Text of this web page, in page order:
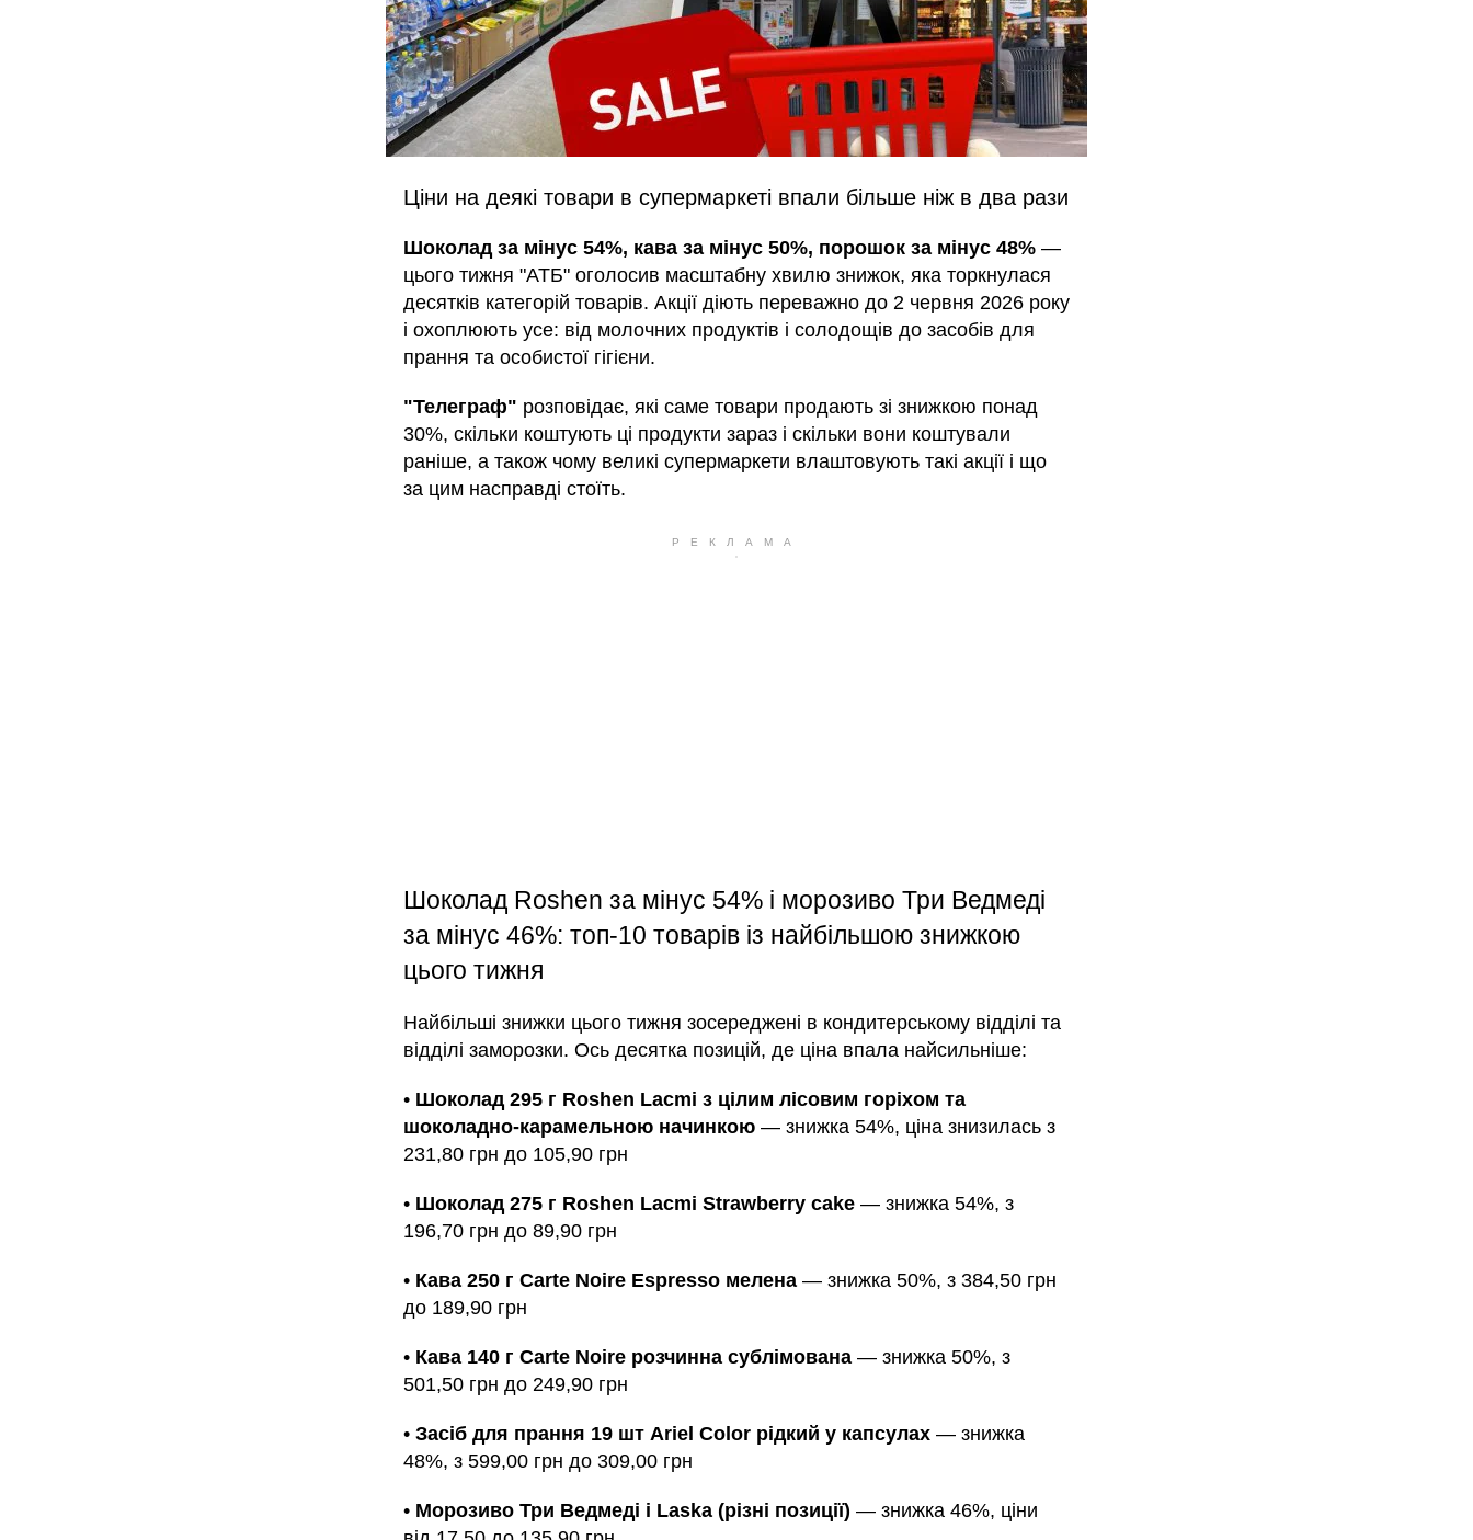
Ціни на деякі товари в супермаркеті впали більше ніж в два рази
Шоколад за мінус 54%, кава за мінус 50%, порошок за мінус 48% —
цього тижня "АТБ" оголосив масштабну хвилю знижок, яка торкнулася
десятків категорій товарів. Акції діють переважно до 2 червня 2026 року
і охоплюють усе: від молочних продуктів і солодощів до засобів для
прання та особистої гігієни.
"Телеграф" розповідає, які саме товари продають зі знижкою понад
30%, скільки коштують ці продукти зараз і скільки вони коштували
раніше, а також чому великі супермаркети влаштовують такі акції і що
за цим насправді стоїть.
Шоколад Roshen за мінус 54% і морозиво Три Ведмеді
за мінус 46%: топ-10 товарів із найбільшою знижкою
цього тижня
Найбільші знижки цього тижня зосереджені в кондитерському відділі та
відділі заморозки. Ось десятка позицій, де ціна впала найсильніше:
• Шоколад 295 г Roshen Lacmi з цілим лісовим горіхом та
шоколадно-карамельною начинкою — знижка 54%, ціна знизилась з
231,80 грн до 105,90 грн
• Шоколад 275 г Roshen Lacmi Strawberry cake — знижка 54%, з
196,70 грн до 89,90 грн
• Кава 250 г Carte Noire Espresso мелена — знижка 50%, з 384,50 грн
до 189,90 грн
• Кава 140 г Carte Noire розчинна сублімована — знижка 50%, з
501,50 грн до 249,90 грн
• Засіб для прання 19 шт Ariel Color рідкий у капсулах — знижка
48%, з 599,00 грн до 309,00 грн
• Морозиво Три Ведмеді і Laska (різні позиції) — знижка 46%, ціни